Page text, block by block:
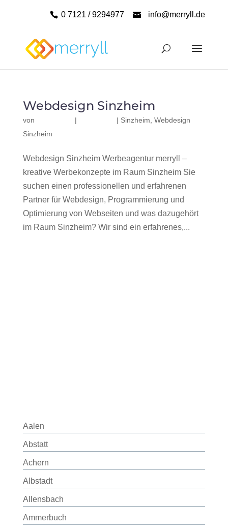
0 7121 / 9294977 info@merryll.de
Webdesign Sinzheim
von | | Sinzheim Webdesign
Sinzheim
Webdesign Sinzheim Werbeagentur merryll –
kreative Werbekonzepte im Raum Sinzheim Sie
suchen einen professionellen und erfahrenen
Partner für Webdesign, Programmierung und
Optimierung von Webseiten und was dazugehört
im Raum Sinzheim? Wir sind ein erfahrenes,...
Aalen
Abstatt
Achern
Albstadt
Allensbach
Ammerbuch